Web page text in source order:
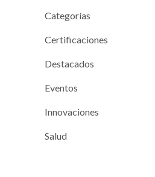
Categorías
Certificaciones
Destacados
Eventos
Innovaciones
Salud